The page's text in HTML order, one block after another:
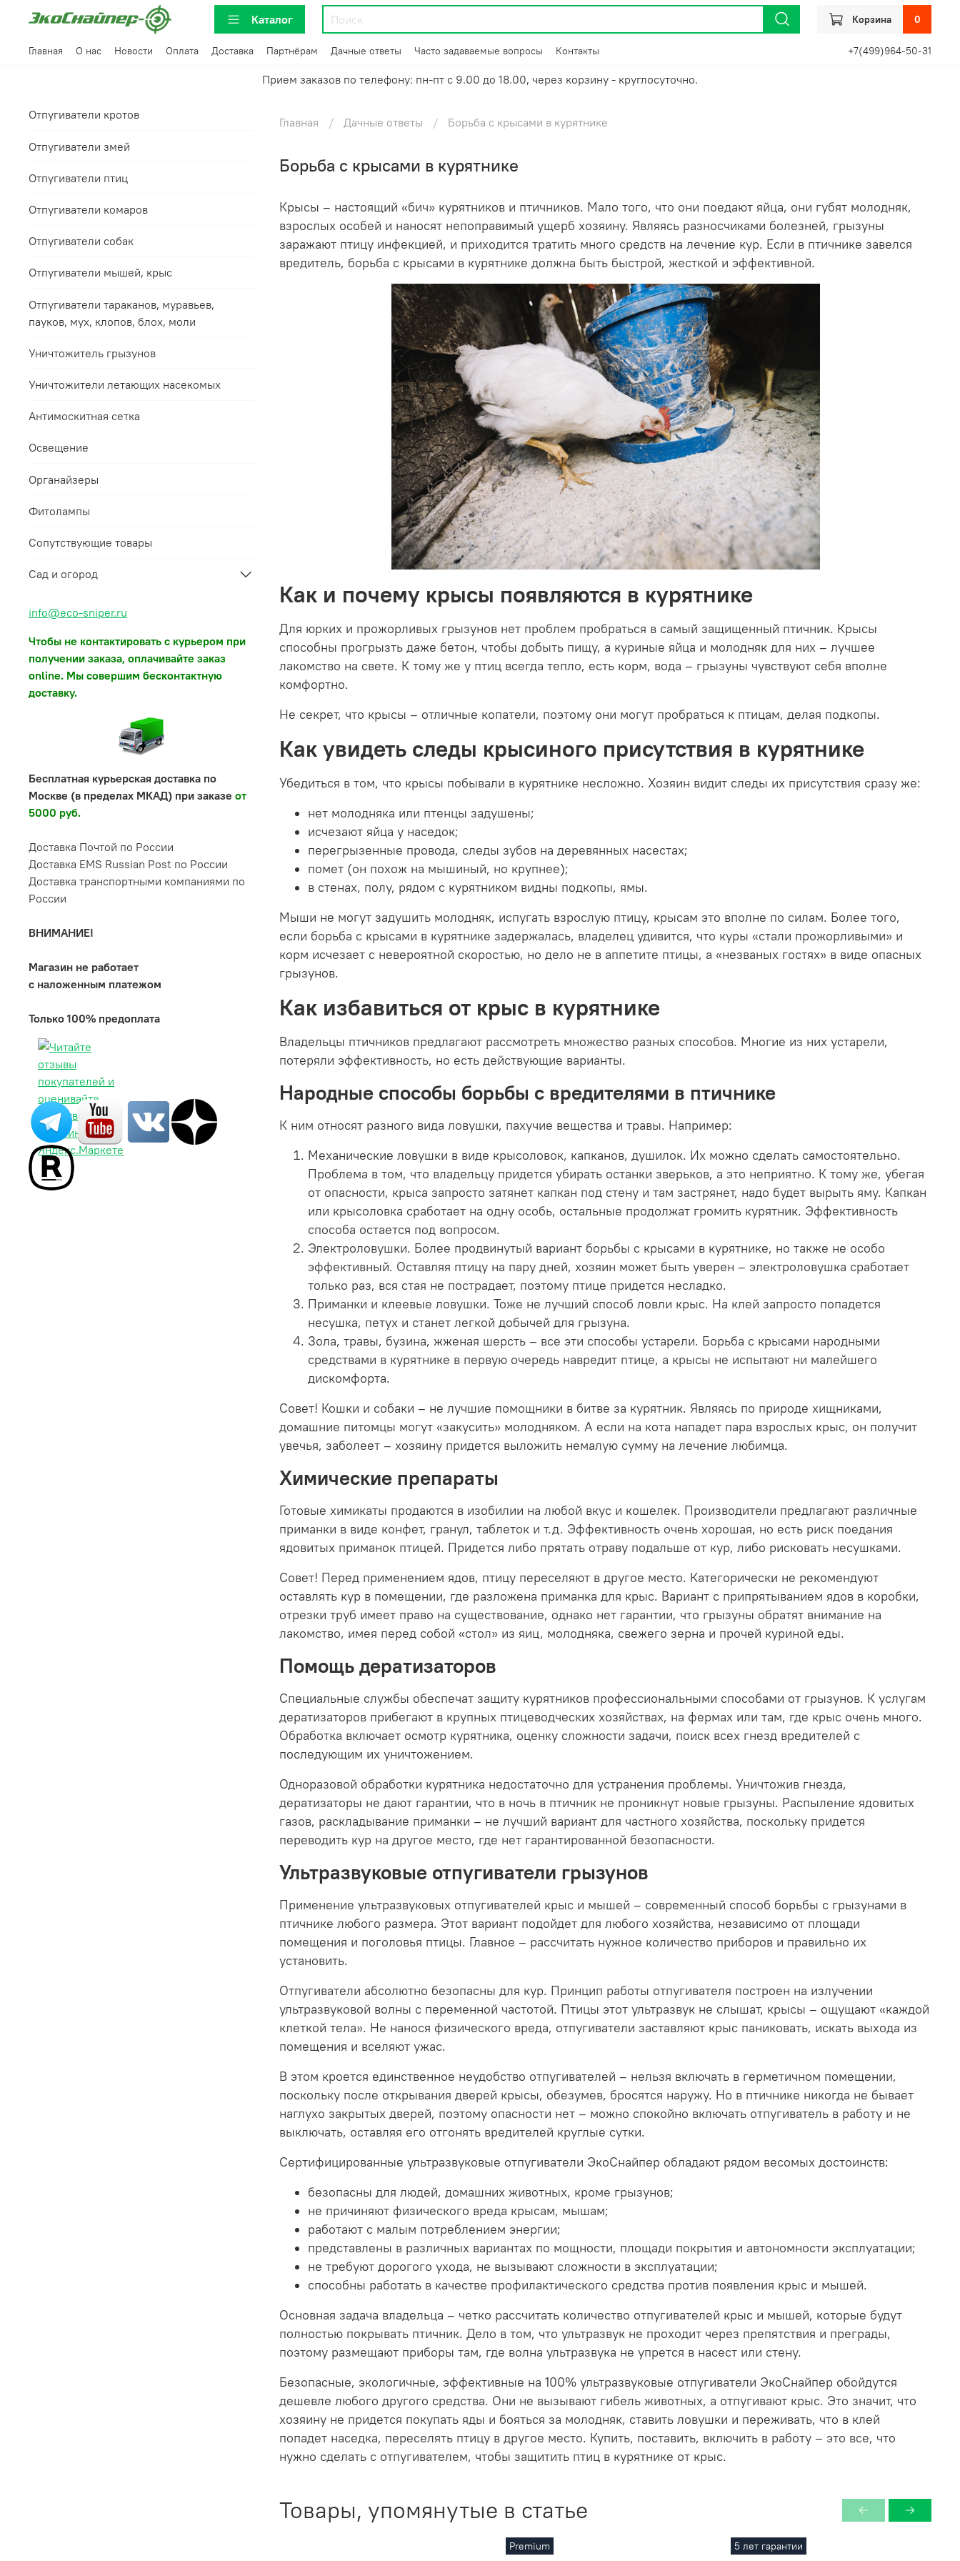
Каталог Корзина 0
Главная О нас Новости Оплата Доставка Партнёрам Дачные ответы Часто задаваемые вопросы Контакты +7(499)964-50-31
Прием заказов по телефону: пн-пт с 9.00 до 18.00, через корзину - круглосуточно.
Главная Дачные ответы Борьба с крысами в курятнике
Борьба с крысами в курятнике
Крысы – настоящий «бич» курятников и птичников. Мало того, что они поедают яйца, они губят молодняк,
взрослых особей и наносят непоправимый ущерб хозяину. Являясь разносчиками болезней, грызуны
заражают птицу инфекцией, и приходится тратить много средств на лечение кур. Если в птичнике завелся
вредитель, борьба с крысами в курятнике должна быть быстрой, жесткой и эффективной.
Как и почему крысы появляются в курятнике
Для юрких и прожорливых грызунов нет проблем пробраться в самый защищенный птичник. Крысы
способны прогрызть даже бетон, чтобы добыть пищу, а куриные яйца и молодняк для них – лучшее
лакомство на свете. К тому же у птиц всегда тепло, есть корм, вода – грызуны чувствуют себя вполне
комфортно.
Не секрет, что крысы – отличные копатели, поэтому они могут пробраться к птицам, делая подкопы.
Как увидеть следы крысиного присутствия в курятнике
Убедиться в том, что крысы побывали в курятнике несложно. Хозяин видит следы их присутствия сразу же:
нет молодняка или птенцы задушены;
исчезают яйца у наседок;
перегрызенные провода, следы зубов на деревянных насестах;
помет (он похож на мышиный, но крупнее);
в стенах, полу, рядом с курятником видны подкопы, ямы.
Мыши не могут задушить молодняк, испугать взрослую птицу, крысам это вполне по силам. Более того,
если борьба с крысами в курятнике задержалась, владелец удивится, что куры «стали прожорливыми» и
корм исчезает с невероятной скоростью, но дело не в аппетите птицы, а «незваных гостях» в виде опасных
грызунов.
Как избавиться от крыс в курятнике
Владельцы птичников предлагают рассмотреть множество разных способов. Многие из них устарели,
потеряли эффективность, но есть действующие варианты.
Народные способы борьбы с вредителями в птичнике
К ним относят разного вида ловушки, пахучие вещества и травы. Например:
Механические ловушки в виде крысоловок, капканов, душилок. Их можно сделать самостоятельно.
Проблема в том, что владельцу придется убирать останки зверьков, а это неприятно. К тому же, убегая
от опасности, крыса запросто затянет капкан под стену и там застрянет, надо будет вырыть яму. Капкан
или крысоловка сработает на одну особь, остальные продолжат громить курятник. Эффективность
способа остается под вопросом.
Электроловушки. Более продвинутый вариант борьбы с крысами в курятнике, но также не особо
эффективный. Оставляя птицу на пару дней, хозяин может быть уверен – электроловушка сработает
только раз, вся стая не пострадает, поэтому птице придется несладко.
Приманки и клеевые ловушки. Тоже не лучший способ ловли крыс. На клей запросто попадется
несушка, петух и станет легкой добычей для грызуна.
Зола, травы, бузина, жженая шерсть – все эти способы устарели. Борьба с крысами народными
средствами в курятнике в первую очередь навредит птице, а крысы не испытают ни малейшего
дискомфорта.
Совет! Кошки и собаки – не лучшие помощники в битве за курятник. Являясь по природе хищниками,
домашние питомцы могут «закусить» молодняком. А если на кота нападет пара взрослых крыс, он получит
увечья, заболеет – хозяину придется выложить немалую сумму на лечение любимца.
Химические препараты
Готовые химикаты продаются в изобилии на любой вкус и кошелек. Производители предлагают различные
приманки в виде конфет, гранул, таблеток и т.д. Эффективность очень хорошая, но есть риск поедания
ядовитых приманок птицей. Придется либо прятать отраву подальше от кур, либо рисковать несушками.
Совет! Перед применением ядов, птицу переселяют в другое место. Категорически не рекомендуют
оставлять кур в помещении, где разложена приманка для крыс. Вариант с припрятыванием ядов в коробки,
отрезки труб имеет право на существование, однако нет гарантии, что грызуны обратят внимание на
лакомство, имея перед собой «стол» из яиц, молодняка, свежего зерна и прочей куриной еды.
Помощь дератизаторов
Специальные службы обеспечат защиту курятников профессиональными способами от грызунов. К услугам
дератизаторов прибегают в крупных птицеводческих хозяйствах, на фермах или там, где крыс очень много.
Обработка включает осмотр курятника, оценку сложности задачи, поиск всех гнезд вредителей с
последующим их уничтожением.
Одноразовой обработки курятника недостаточно для устранения проблемы. Уничтожив гнезда,
дератизаторы не дают гарантии, что в ночь в птичник не проникнут новые грызуны. Распыление ядовитых
газов, раскладывание приманки – не лучший вариант для частного хозяйства, поскольку придется
переводить кур на другое место, где нет гарантированной безопасности.
Ультразвуковые отпугиватели грызунов
Применение ультразвуковых отпугивателей крыс и мышей – современный способ борьбы с грызунами в
птичнике любого размера. Этот вариант подойдет для любого хозяйства, независимо от площади
помещения и поголовья птицы. Главное – рассчитать нужное количество приборов и правильно их
установить.
Отпугиватели абсолютно безопасны для кур. Принцип работы отпугивателя построен на излучении
ультразвуковой волны с переменной частотой. Птицы этот ультразвук не слышат, крысы – ощущают «каждой
клеткой тела». Не нанося физического вреда, отпугиватели заставляют крыс паниковать, искать выхода из
помещения и вселяют ужас.
В этом кроется единственное неудобство отпугивателей – нельзя включать в герметичном помещении,
поскольку после открывания дверей крысы, обезумев, бросятся наружу. Но в птичнике никогда не бывает
наглухо закрытых дверей, поэтому опасности нет – можно спокойно включать отпугиватель в работу и не
выключать, оставляя его отгонять вредителей круглые сутки.
Сертифицированные ультразвуковые отпугиватели ЭкоСнайпер обладают рядом весомых достоинств:
безопасны для людей, домашних животных, кроме грызунов;
не причиняют физического вреда крысам, мышам;
работают с малым потреблением энергии;
представлены в различных вариантах по мощности, площади покрытия и автономности эксплуатации;
не требуют дорогого ухода, не вызывают сложности в эксплуатации;
способны работать в качестве профилактического средства против появления крыс и мышей.
Основная задача владельца – четко рассчитать количество отпугивателей крыс и мышей, которые будут
полностью покрывать птичник. Дело в том, что ультразвук не проходит через препятствия и преграды,
поэтому размещают приборы там, где волна ультразвука не упрется в насест или стену.
Безопасные, экологичные, эффективные на 100% ультразвуковые отпугиватели ЭкоСнайпер обойдутся
дешевле любого другого средства. Они не вызывают гибель животных, а отпугивают крыс. Это значит, что
хозяину не придется покупать яды и бояться за молодняк, ставить ловушки и переживать, что в клей
попадет наседка, переселять птицу в другое место. Купить, поставить, включить в работу – это все, что
нужно сделать с отпугивателем, чтобы защитить птиц в курятнике от крыс.
Товары, упомянутые в статье
Premium 5 лет гарантии
Отпугиватели кротов
Отпугиватели змей
Отпугиватели птиц
Отпугиватели комаров
Отпугиватели собак
Отпугиватели мышей, крыс
Отпугиватели тараканов, муравьев,
пауков, мух, клопов, блох, моли
Уничтожитель грызунов
Уничтожители летающих насекомых
Антимоскитная сетка
Освещение
Органайзеры
Фитолампы
Сопутствующие товары
Сад и огород
info@eco-sniper.ru
Чтобы не контактировать с курьером при
получении заказа, оплачивайте заказ
online. Мы совершим бесконтактную
доставку.
Бесплатная курьерская доставка по
Москве (в пределах МКАД) при заказе от
5000 руб.
Доставка Почтой по России
Доставка EMS Russian Post по России
Доставка транспортными компаниями по
России
ВНИМАНИЕ!
Магазин не работает
с наложенным платежом
Только 100% предоплата